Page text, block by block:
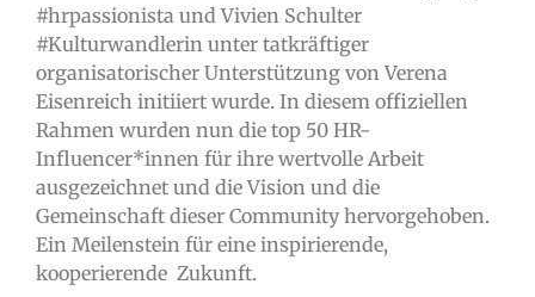
#hrpassionista und Vivien Schulter
#Kulturwandlerin unter tatkräftiger
organisatorischer Unterstützung von Verena
Eisenreich initiiert wurde. In diesem offiziellen
Rahmen wurden nun die top 50 HR-
Influencer*innen für ihre wertvolle Arbeit
ausgezeichnet und die Vision und die
Gemeinschaft dieser Community hervorgehoben.
Ein Meilenstein für eine inspirierende,
kooperierende Zukunft.